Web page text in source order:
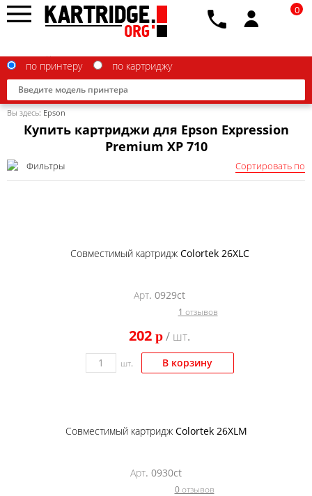
Brother
по принтеру по картриджу
0
Вы здесь: Epson
Купить картриджи для Epson Expression
Premium XP 710
Фильтры Сортировать по
Совместимый картридж Colortek 26XLC
Арт. 0929ct
1 отзывов
202 p/ шт.
шт. В корзину
Совместимый картридж Colortek 26XLM
Арт. 0930ct
0 отзывов